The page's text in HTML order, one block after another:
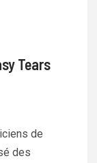
Tears
de
des